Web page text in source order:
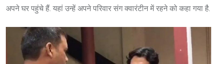
अपने घर पहुंचे हैं. यहां उन्हें अपने परिवार संग क्वारंटीन में रहने को कहा गया है.